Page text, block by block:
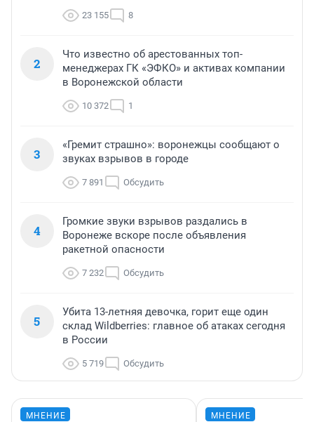
23 155 8
2
Что известно об арестованных топ-
менеджерах ГК «ЭФКО» и активах компании
в Воронежской области
10 372 1
3
«Гремит страшно»: воронежцы сообщают о
звуках взрывов в городе
7 891 Обсудить
4
Громкие звуки взрывов раздались в
Воронеже вскоре после объявления
ракетной опасности
7 232 Обсудить
5
Убита 13-летняя девочка, горит еще один
склад Wildberries: главное об атаках сегодня
в России
5 719 Обсудить
МНЕНИЕ МНЕНИЕ